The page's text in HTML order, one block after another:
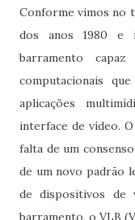
Conforme vimos no
dos anos 1980 e
barramento
computacionais
aplicações
interface de vídeo.
falta de um
de um novo padrão
de dispositivos de
barramento, o VLB